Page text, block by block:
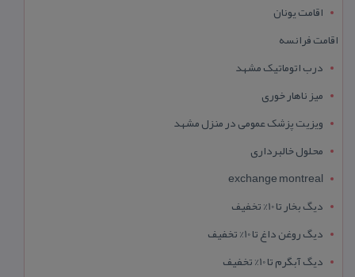
اقامت یونان
اقامت فرانسه
درب اتوماتیک مشهد
میز ناهار خوری
ویزیت پزشک عمومی در منزل مشهد
محلول خالبرداری
exchange montreal
دیگ بخار تا 10% تخفیف
دیگ روغن داغ تا 10% تخفیف
دیگ آبگرم تا 10% تخفیف